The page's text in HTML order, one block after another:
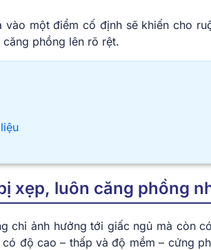
một điểm cố định sẽ khiến cho
phồng lên rõ rệt.
xẹp, luôn căng phồng
chỉ ảnh hưởng tới giấc ngủ mà còn
độ cao – thấp và độ mềm – cứng